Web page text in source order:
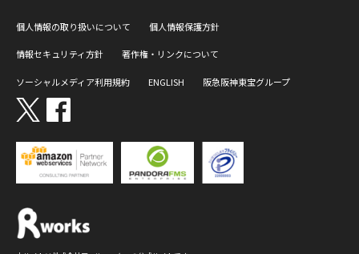
個人情報の取り扱いについて 個人情報保護方針
情報セキュリティ方針 著作権・リンクについて
ソーシャルメディア利用規約 ENGLISH 阪急阪神東宝グループ